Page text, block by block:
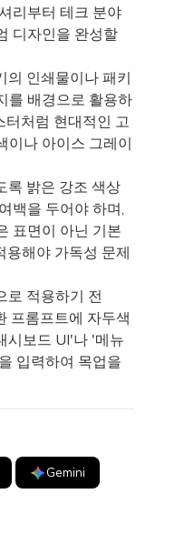
리부터 테크 분야
디자인을 완성할
인쇄물이나 패키
를 배경으로 활용하
터처럼 현대적인 고
이나 아이스 그레이
밝은 강조 색상
백을 두어야 하며,
표면이 아닌 기본
용해야 가독성 문제
적용하기 전
프롬프트에 자두색
시보드 UI'나 '메뉴
입력하여 목업을
Gemini